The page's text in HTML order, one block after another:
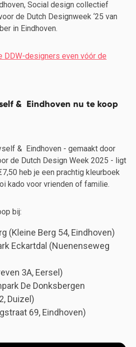
Social design collectief
de Dutch Designweek ‘25 van
in Eindhoven.
DDW-designers even vóór de
& Eindhoven nu te koop
& Eindhoven - gemaakt door
de Dutch Design Week 2025 - ligt
heb je een prachtig kleurboek
kado voor vrienden of familie.
bij:
(Kleine Berg 54, Eindhoven)
Eckartdal (Nuenenseweg
3A, Eersel)
De Donksbergen
Duizel)
69, Eindhoven)